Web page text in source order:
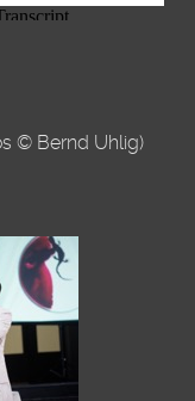
© Bernd Uhlig)